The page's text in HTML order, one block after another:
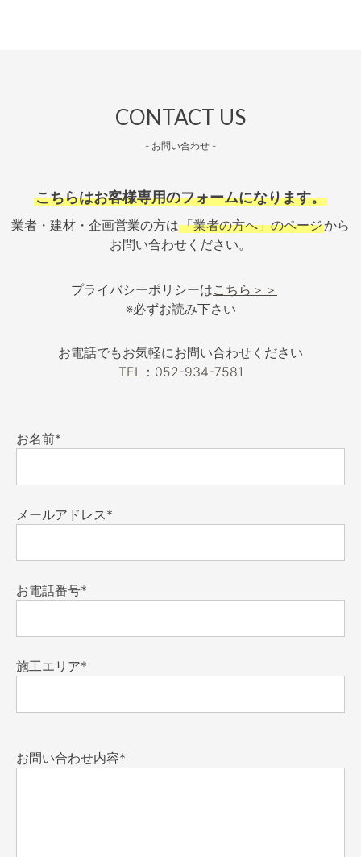
CONTACT US
- お問い合わせ -
こちらはお客様専用のフォームになります。
業者・建材・企画営業の方は「業者の方へ」のページから
お問い合わせください。
プライバシーポリシーはこちら＞＞
※必ずお読み下さい
お電話でもお気軽にお問い合わせください
TEL：052-934-7581
お名前*
メールアドレス*
お電話番号*
施工エリア*
お問い合わせ内容*